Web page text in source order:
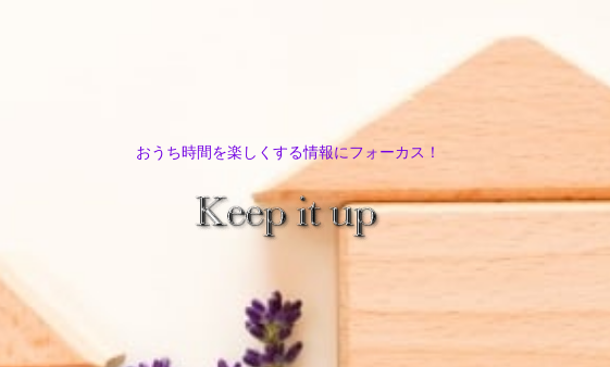
おうち時間を楽しくする情報にフォーカス！